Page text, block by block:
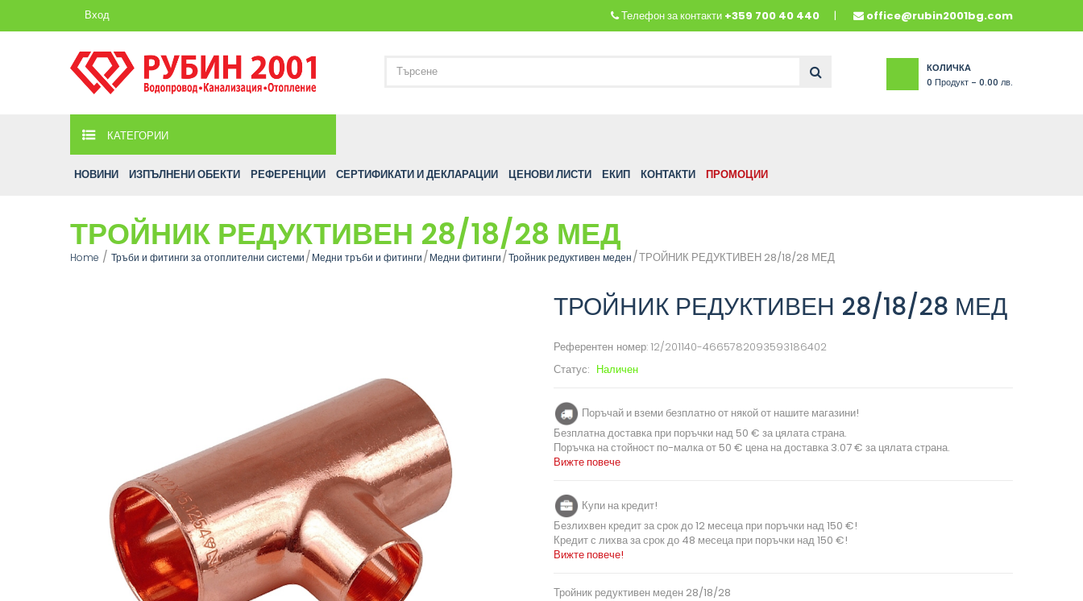
Телефон за контакти +359 700 40 440 office@rubin2001bg.com
Вход
КОЛИЧКА
0 Продукт - 0.00 лв.
КАТЕГОРИИ
НОВИНИ ИЗПЪЛНЕНИ ОБЕКТИ РЕФЕРЕНЦИИ СЕРТИФИКАТИ И ДЕКЛАРАЦИИ ЦЕНОВИ ЛИСТИ ЕКИП КОНТАКТИ ПРОМОЦИИ
ТРОЙНИК РЕДУКТИВЕН 28/18/28 МЕД
Home Тръби и фитинги за отоплителни системи Медни тръби и фитинги Медни фитинги Тройник редуктивен меден ТРОЙНИК РЕДУКТИВЕН 28/18/28 МЕД
ТРОЙНИК РЕДУКТИВЕН 28/18/28 МЕД
Референтен номер: 12/201140-4665782093593186402
Статус: Наличен
Поръчай и вземи безплатно от някой от нашите магазини!
Безплатна доставка при поръчки над 50 € за цялата страна.
Поръчка на стойност по-малка от 50 € цена на доставка 3.07 € за цялата страна.
Вижте повече
Купи на кредит!
Безлихвен кредит за срок до 12 месеца при поръчки над 150 €!
Кредит с лихва за срок до 48 месеца при поръчки над 150 €!
Вижте повече!
Тройник редуктивен меден 28/18/28